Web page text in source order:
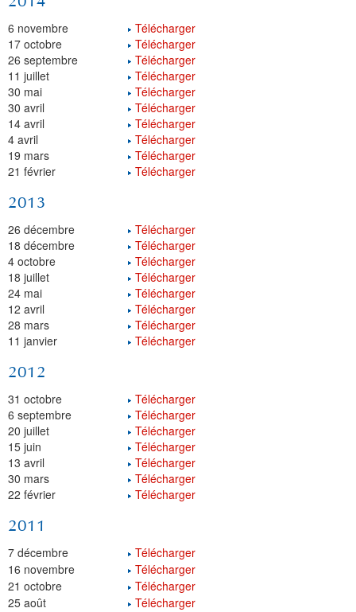
6 novembre
Télécharger
17 octobre
Télécharger
26 septembre
Télécharger
11 juillet
Télécharger
30 mai
Télécharger
30 avril
Télécharger
14 avril
Télécharger
4 avril
Télécharger
19 mars
Télécharger
21 février
Télécharger
2013
26 décembre
Télécharger
18 décembre
Télécharger
4 octobre
Télécharger
18 juillet
Télécharger
24 mai
Télécharger
12 avril
Télécharger
28 mars
Télécharger
11 janvier
Télécharger
2012
31 octobre
Télécharger
6 septembre
Télécharger
20 juillet
Télécharger
15 juin
Télécharger
13 avril
Télécharger
30 mars
Télécharger
22 février
Télécharger
2011
7 décembre
Télécharger
16 novembre
Télécharger
21 octobre
Télécharger
25 août
Télécharger